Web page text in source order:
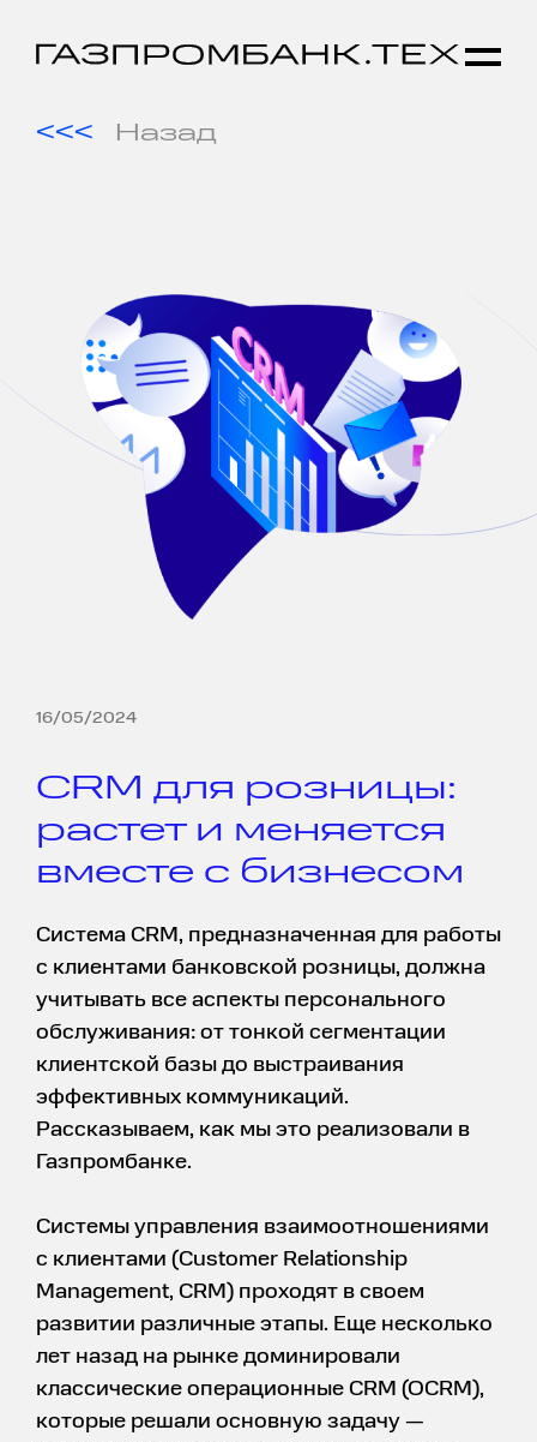
Назад
16/05/2024
CRM для розницы:
растет и меняется
вместе с бизнесом
Система CRM, предназначенная для работы
с клиентами банковской розницы, должна
учитывать все аспекты персонального
обслуживания: от тонкой сегментации
клиентской базы до выстраивания
эффективных коммуникаций.
Рассказываем, как мы это реализовали в
Газпромбанке.
Системы управления взаимоотношениями
с клиентами (Customer Relationship
Management, CRM) проходят в своем
развитии различные этапы. Еще несколько
лет назад на рынке доминировали
классические операционные CRM (OCRM),
которые решали основную задачу —